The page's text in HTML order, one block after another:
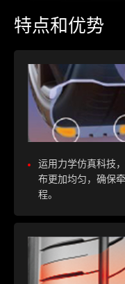
特点和优势
运用力学仿真科技
布更加均匀，确保
程。